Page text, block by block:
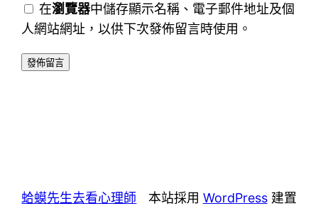
在瀏覽器中儲存顯示名稱、電子郵件地址及個
人網站網址，以供下次發佈留言時使用。
蛤蟆先生去看心理師 本站採用 WordPress建置